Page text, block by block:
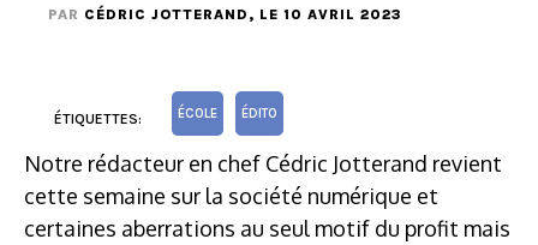
PAR CÉDRIC JOTTERAND , LE 10 AVRIL 2023
ÉTIQUETTES: ÉCOLE ÉDITO
Notre rédacteur en chef Cédric Jotterand revient
cette semaine sur la société numérique et
certaines aberrations au seul motif du profit mais